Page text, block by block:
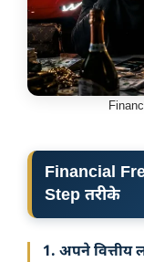
Financial
Step तरीके
1. अपने वित्तीय